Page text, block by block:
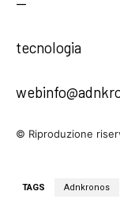
tecnologia
© Riproduzione
TAGS Adnkronos